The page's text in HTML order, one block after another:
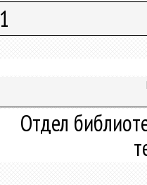
1
Отдел